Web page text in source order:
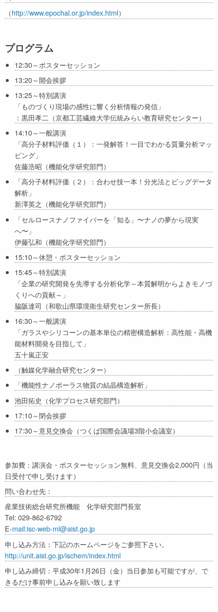
（http://www.epochal.or.jp/index.html）
プログラム
12:30～ポスターセッション
13:20～開会挨拶
13:25～特別講演
「ものづくり現場の感性に響く分析情報の発信」
：黒田孝二（京都工芸繊維大学伝統みらい教育研究センター）
14:10～一般講演
「高分子材料評価（１）：一発解答！一目でわかる質量分析マッ
ピング」
佐藤浩昭（機能化学研究部門）
「高分子材料評価（２）：合わせ技一本！分光法とビッグデータ
解析」
新澤英之（機能化学研究部門）
「セルロースナノファイバーを「知る」〜ナノの夢から現実
へ〜」
伊藤弘和（機能化学研究部門）
15:10～休憩・ポスターセッション
15:45～特別講演
「企業の研究開発を先導する分析化学～本質解明からよきモノづ
くりへの貢献～」
脇阪達司（和歌山県環境衛生研究センター所長）
16:30～一般講演
「ガラスやシリコーンの基本単位の精密構造解析：高性能・高機
能材料開発を目指して」
五十嵐正安
（触媒化学融合研究センター）
「機能性ナノポーラス物質の結晶構造解析」
池田拓史（化学プロセス研究部門）
17:10～閉会挨拶
17:30～意見交換会（つくば国際会議場3階小会議室）
参加費：講演会・ポスターセッション無料、意見交換会2,000円（当
日受付で申し受けます）
問い合わせ先：
産業技術総合研究所機能 化学研究部門長室
Tel: 029-862-6792
E-mail:isc-web-ml@aist.go.jp
申し込み方法：下記のホームページをご参照下さい。
http://unit.aist.go.jp/ischem/index.html
申し込み締切：平成30年1月26日（金）当日参加も可能ですが、で
きるだけ事前申し込みを願い致します